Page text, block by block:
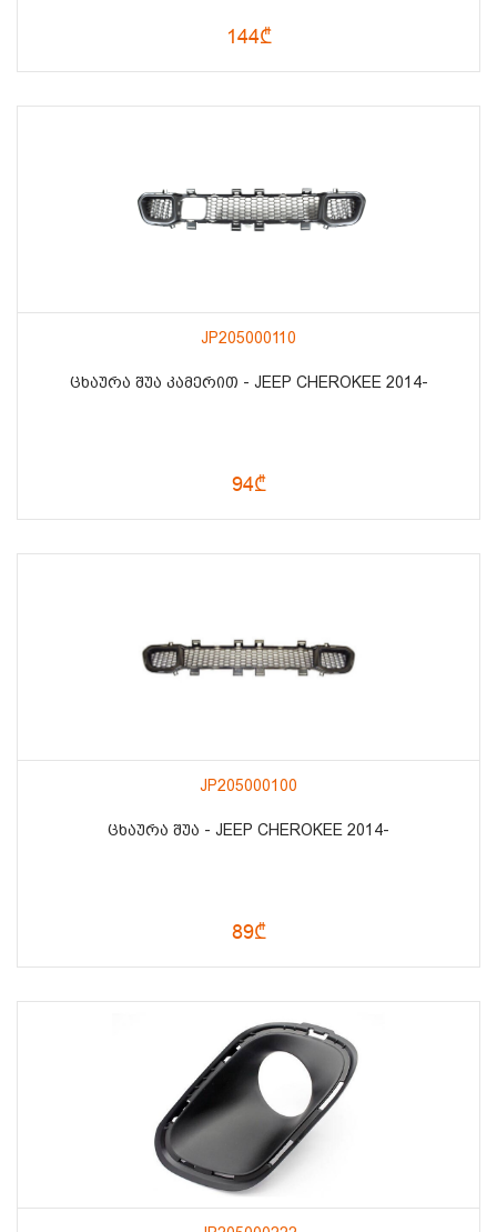
144₾
JP205000110
ᲪᲮᲐᲣᲠᲐ ᲨᲣᲐ ᲙᲐᲛᲔᲠᲘᲗ - JEEP CHEROKEE 2014-
94₾
JP205000100
ᲪᲮᲐᲣᲠᲐ ᲨᲣᲐ - JEEP CHEROKEE 2014-
89₾